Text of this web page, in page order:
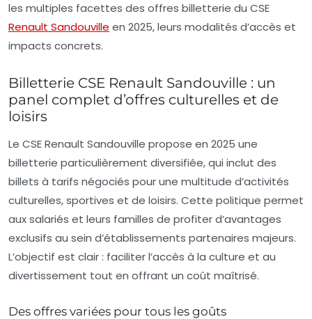
les multiples facettes des offres billetterie du CSE
Renault Sandouville en 2025, leurs modalités d’accès et
impacts concrets.
Billetterie CSE Renault Sandouville : un
panel complet d’offres culturelles et de
loisirs
Le CSE Renault Sandouville propose en 2025 une
billetterie particulièrement diversifiée, qui inclut des
billets à tarifs négociés pour une multitude d’activités
culturelles, sportives et de loisirs. Cette politique permet
aux salariés et leurs familles de profiter d’avantages
exclusifs au sein d’établissements partenaires majeurs.
L’objectif est clair : faciliter l’accès à la culture et au
divertissement tout en offrant un coût maîtrisé.
Des offres variées pour tous les goûts